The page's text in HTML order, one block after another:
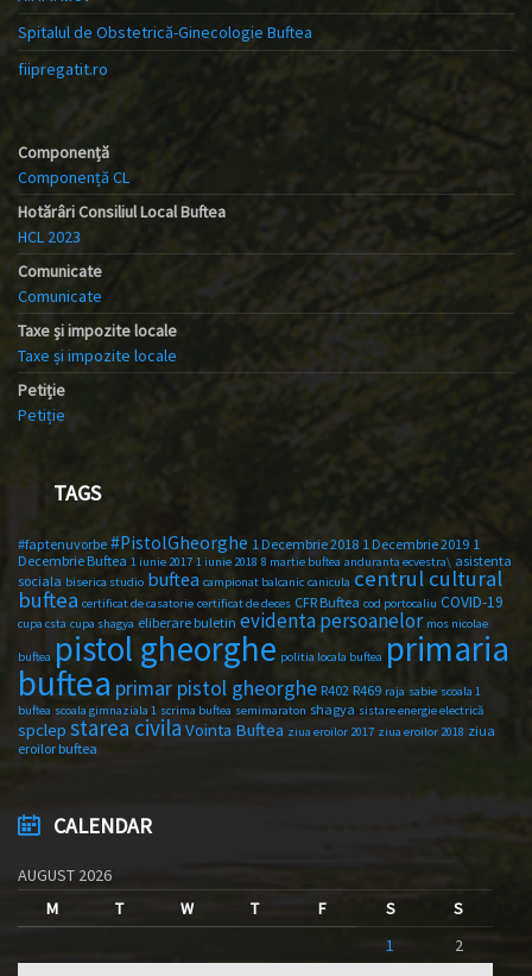
Spitalul de Obstetrică-Ginecologie Buftea
fiipregatit.ro
Componență
Componență CL
Hotărâri Consiliul Local Buftea
HCL 2023
Comunicate
Comunicate
Taxe și impozite locale
Taxe și impozite locale
Petiție
Petiție
TAGS
#faptenuvorbe #PistolGheorghe 1 Decembrie 2018 1 Decembrie 2019 1
Decembrie Buftea 1 iunie 2017 1 iunie 2018 8 martie buftea anduranta ecvestra\ asistenta
sociala biserica studio buftea campionat balcanic canicula centrul cultural
buftea certificat de casatorie certificat de deces CFR Buftea cod portocaliu COVID-19
cupa csta cupa shagya eliberare buletin evidenta persoanelor mos nicolae
buftea pistol gheorghe politia locala buftea primaria
buftea primar pistol gheorghe R402 R469 raja sabie scoala 1
buftea scoala gimnaziala 1 scrima buftea semimaraton shagya sistare energie electrică
spclep starea civila Vointa Buftea ziua eroilor 2017 ziua eroilor 2018 ziua
eroilor buftea
CALENDAR
AUGUST 2026
M
T W T F S
S
1
2